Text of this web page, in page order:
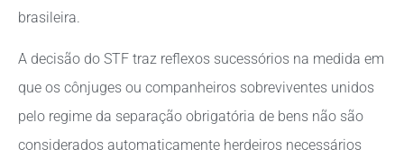
brasileira.
A decisão do STF traz reflexos sucessórios na medida em
que os cônjuges ou companheiros sobreviventes unidos
pelo regime da separação obrigatória de bens não são
considerados automaticamente herdeiros necessários